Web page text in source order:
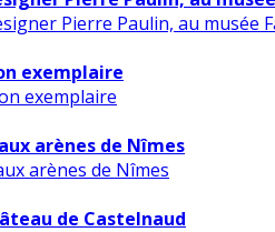
exemplaire
arènes de Nîmes
de Castelnaud